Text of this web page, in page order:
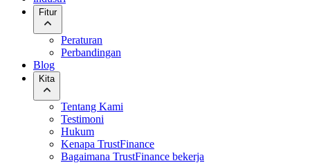
Fitur
Peraturan
Perbandingan
Blog
Kita
Tentang Kami
Testimoni
Hukum
Kenapa TrustFinance
Bagaimana TrustFinance bekerja